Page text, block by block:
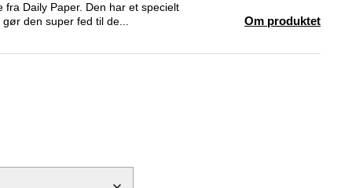
Daily Paper. Den har et specielt
den super fed til de...
Om produktet